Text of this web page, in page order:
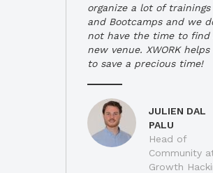
organize a lot of trainings
and Bootcamps and we
not have the time to find
new venue. XWORK helps
to save a precious time!
JULIEN DAL
PALU
Head of
Community
Growth